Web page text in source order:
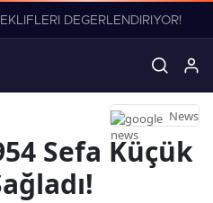
DEĞERLENDİRİYOR!
News
Sefa Küçük